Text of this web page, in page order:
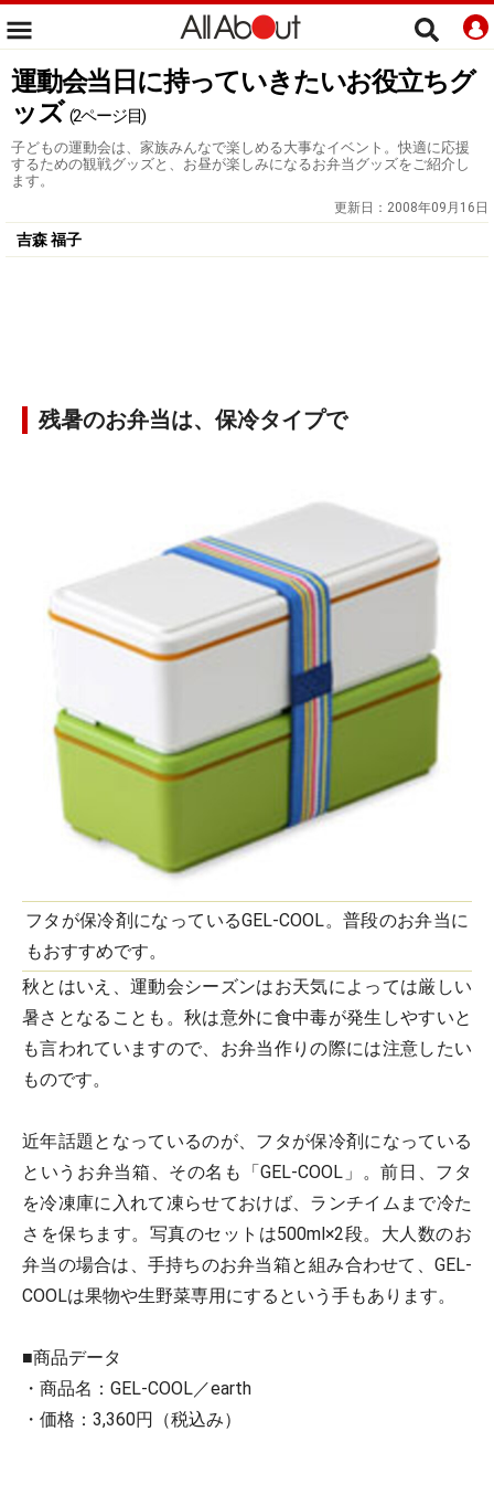
運動会当日に持っていきたいお役立ちグ
ッズ (2ページ目)
子どもの運動会は、家族みんなで楽しめる大事なイベント。快適に応援
するための観戦グッズと、お昼が楽しみになるお弁当グッズをご紹介し
ます。
更新日： 2008年09月16日
吉森 福子
残暑のお弁当は、保冷タイプで
フタが保冷剤になっているGEL-COOL。普段のお弁当に
もおすすめです。
秋とはいえ、運動会シーズンはお天気によっては厳しい
暑さとなることも。秋は意外に食中毒が発生しやすいと
も言われていますので、お弁当作りの際には注意したい
ものです。
近年話題となっているのが、フタが保冷剤になっている
というお弁当箱、その名も「GEL-COOL」。前日、フタ
を冷凍庫に入れて凍らせておけば、ランチイムまで冷た
さを保ちます。写真のセットは500ml×2段。大人数のお
弁当の場合は、手持ちのお弁当箱と組み合わせて、GEL-
COOLは果物や生野菜専用にするという手もあります。
■商品データ
・商品名：GEL-COOL／earth
・価格：3,360円（税込み）